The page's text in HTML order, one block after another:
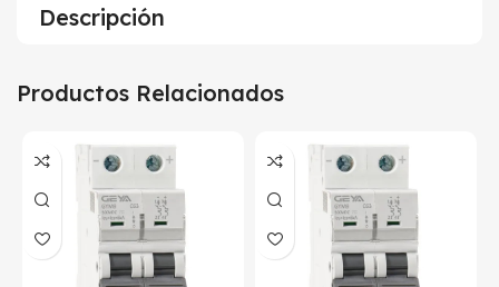
Descripción
Productos Relacionados